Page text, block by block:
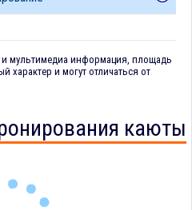
мультимедиа информация, площадь
характер и могут отличаться от
каюты